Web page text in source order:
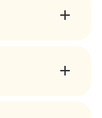
がございます
じ異なります